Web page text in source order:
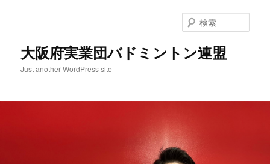
大阪府実業団バドミントン連盟
Just another WordPress site
索